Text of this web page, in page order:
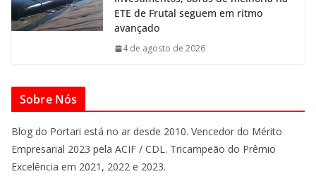
ETE de Frutal seguem em ritmo
avançado
4 de agosto de 2026
Sobre Nós
Blog do Portari está no ar desde 2010. Vencedor do Mérito
Empresarial 2023 pela ACIF / CDL. Tricampeão do Prêmio
Excelência em 2021, 2022 e 2023.